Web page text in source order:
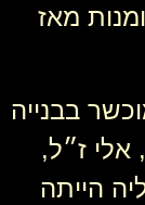
מאז
בבנייה
אלי ז״ל,
הייתה